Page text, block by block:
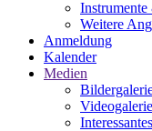
Instrumente
Weitere
Anmeldung
Kalender
Medien
Videogalerie